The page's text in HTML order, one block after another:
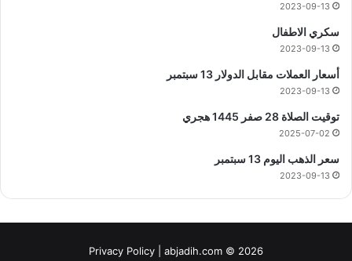
2023-09-13
سكري الاطفال
2023-09-13
أسعار العملات مقابل الدولار 13 سبتمبر
2023-09-13
توقيت الصلاة 28 صفر 1445 هجري
2025-07-02
سعر الذهب اليوم 13 سبتمبر
2023-09-13
Privacy Policy | abjadih.com © 2026